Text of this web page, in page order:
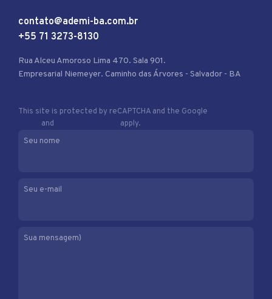
contato@ademi-ba.com.br
+55 71 3273-8130
Rua Alceu Amoroso Lima 470. Sala 901.
Empresarial Niemeyer. Caminho das Árvores - Salvador - BA
This site is protected by reCAPTCHA and the Google
and
apply.
Seu nome
Seu e-mail
Sua mensagem)